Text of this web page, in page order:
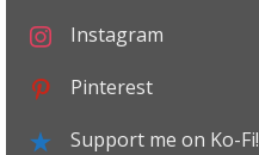
Instagram
Pinterest
Support me on Ko-Fi!